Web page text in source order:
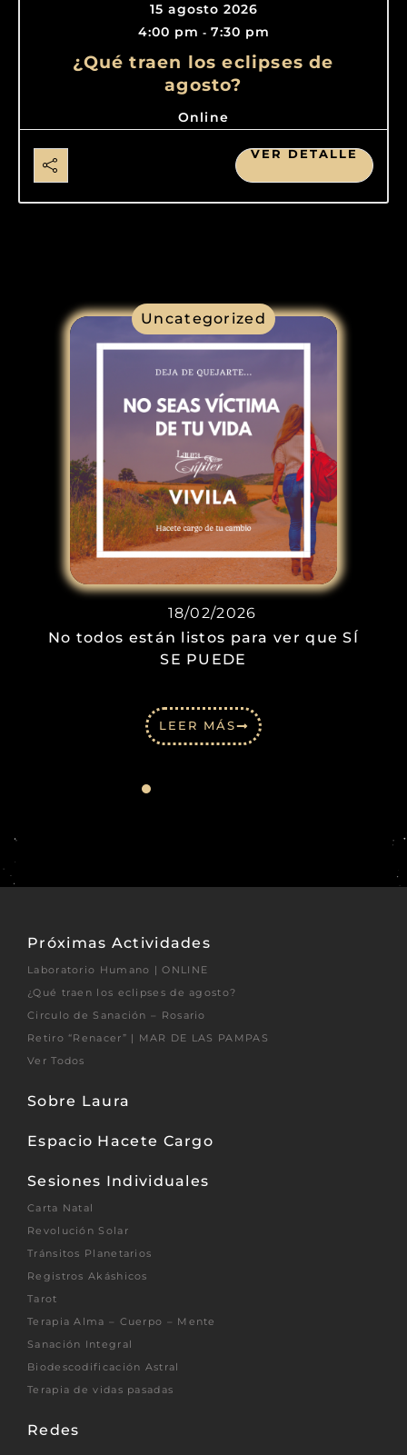
15 agosto 2026
4:00 pm - 7:30 pm
¿Qué traen los eclipses de
agosto?
Online
VER DETALLE
Uncategorized
18/02/2026
No todos están listos para ver que SÍ
SE PUEDE
LEER MÁS
Próximas Actividades
Laboratorio Humano | ONLINE
¿Qué traen los eclipses de agosto?
Circulo de Sanación – Rosario
Retiro “Renacer” | MAR DE LAS PAMPAS
Ver Todos
Sobre Laura
Espacio Hacete Cargo
Sesiones Individuales
Carta Natal
Revolución Solar
Tránsitos Planetarios
Registros Akáshicos
Tarot
Terapia Alma – Cuerpo – Mente
Sanación Integral
Biodescodificación Astral
Terapia de vidas pasadas
Redes